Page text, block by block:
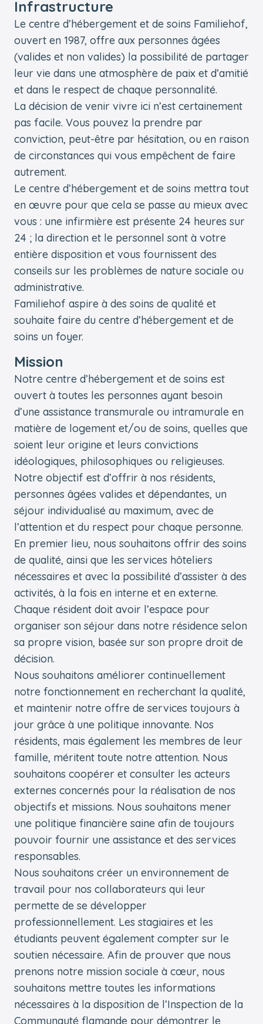
Infrastructure
Le centre d’hébergement et de soins Familiehof,
ouvert en 1987, offre aux personnes âgées
(valides et non valides) la possibilité de partager
leur vie dans une atmosphère de paix et d’amitié
et dans le respect de chaque personnalité.
La décision de venir vivre ici n’est certainement
pas facile. Vous pouvez la prendre par
conviction, peut-être par hésitation, ou en raison
de circonstances qui vous empêchent de faire
autrement.
Le centre d’hébergement et de soins mettra tout
en œuvre pour que cela se passe au mieux avec
vous : une infirmière est présente 24 heures sur
24 ; la direction et le personnel sont à votre
entière disposition et vous fournissent des
conseils sur les problèmes de nature sociale ou
administrative.
Familiehof aspire à des soins de qualité et
souhaite faire du centre d’hébergement et de
soins un foyer.
Mission
Notre centre d’hébergement et de soins est
ouvert à toutes les personnes ayant besoin
d’une assistance transmurale ou intramurale en
matière de logement et/ou de soins, quelles que
soient leur origine et leurs convictions
idéologiques, philosophiques ou religieuses.
Notre objectif est d’offrir à nos résidents,
personnes âgées valides et dépendantes, un
séjour individualisé au maximum, avec de
l’attention et du respect pour chaque personne.
En premier lieu, nous souhaitons offrir des soins
de qualité, ainsi que les services hôteliers
nécessaires et avec la possibilité d’assister à des
activités, à la fois en interne et en externe.
Chaque résident doit avoir l’espace pour
organiser son séjour dans notre résidence selon
sa propre vision, basée sur son propre droit de
décision.
Nous souhaitons améliorer continuellement
notre fonctionnement en recherchant la qualité,
et maintenir notre offre de services toujours à
jour grâce à une politique innovante. Nos
résidents, mais également les membres de leur
famille, méritent toute notre attention. Nous
souhaitons coopérer et consulter les acteurs
externes concernés pour la réalisation de nos
objectifs et missions. Nous souhaitons mener
une politique financière saine afin de toujours
pouvoir fournir une assistance et des services
responsables.
Nous souhaitons créer un environnement de
travail pour nos collaborateurs qui leur
permette de se développer
professionnellement. Les stagiaires et les
étudiants peuvent également compter sur le
soutien nécessaire. Afin de prouver que nous
prenons notre mission sociale à cœur, nous
souhaitons mettre toutes les informations
nécessaires à la disposition de l’Inspection de la
Communauté flamande pour démontrer le